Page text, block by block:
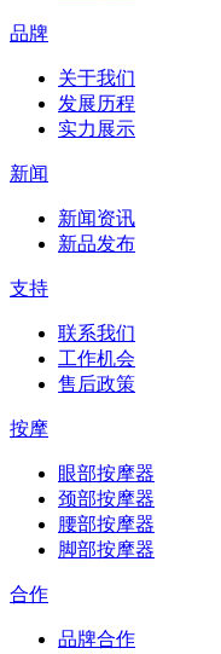
品牌
关于我们
发展历程
实力展示
新闻
新闻资讯
新品发布
支持
联系我们
工作机会
售后政策
按摩
眼部按摩器
颈部按摩器
腰部按摩器
脚部按摩器
合作
品牌合作